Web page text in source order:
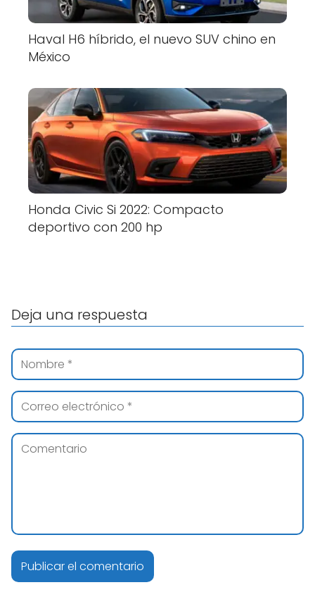
Haval H6 híbrido, el nuevo SUV chino en
México
Honda Civic Si 2022: Compacto
deportivo con 200 hp
Deja una respuesta